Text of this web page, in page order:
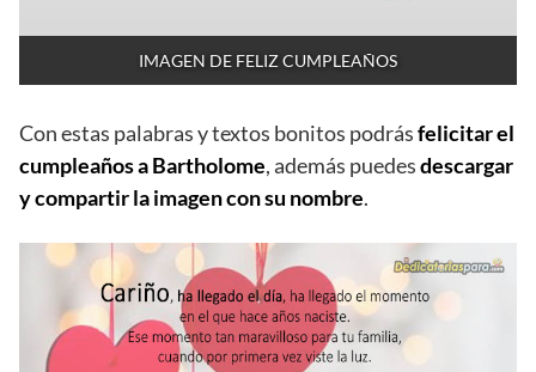
IMAGEN DE FELIZ CUMPLEAÑOS
Con estas palabras y textos bonitos podrásfelicitar el
cumpleaños a Bartholome, además puedesdescargar
y compartir la imagen con su nombre.